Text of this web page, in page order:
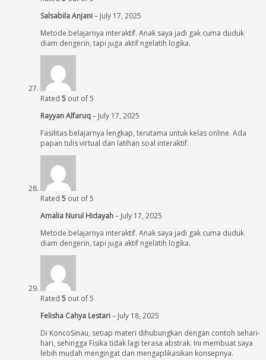
Salsabila Anjani– July 17, 2025
Metode belajarnya interaktif. Anak saya jadi gak cuma duduk
diam dengerin, tapi juga aktif ngelatih logika.
Rated 5 out of 5
Rayyan Alfaruq– July 17, 2025
Fasilitas belajarnya lengkap, terutama untuk kelas online. Ada
papan tulis virtual dan latihan soal interaktif.
Rated 5 out of 5
Amalia Nurul Hidayah– July 17, 2025
Metode belajarnya interaktif. Anak saya jadi gak cuma duduk
diam dengerin, tapi juga aktif ngelatih logika.
Rated 5 out of 5
Felisha Cahya Lestari– July 18, 2025
Di KoncoSinau, setiap materi dihubungkan dengan contoh sehari-
hari, sehingga Fisika tidak lagi terasa abstrak. Ini membuat saya
lebih mudah mengingat dan mengaplikasikan konsepnya.